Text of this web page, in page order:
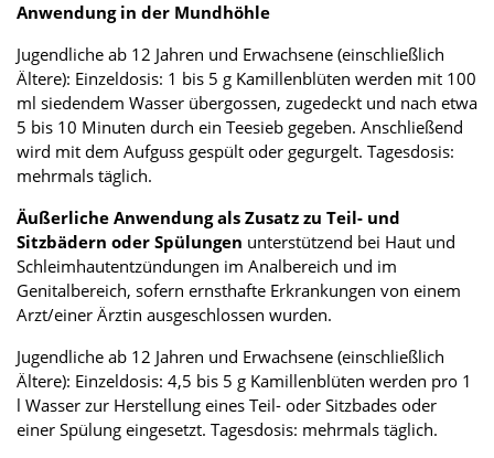
Anwendung in der Mundhöhle
Jugendliche ab 12 Jahren und Erwachsene (einschließlich
Ältere): Einzeldosis: 1 bis 5 g Kamillenblüten werden mit 100
ml siedendem Wasser übergossen, zugedeckt und nach etwa
5 bis 10 Minuten durch ein Teesieb gegeben. Anschließend
wird mit dem Aufguss gespült oder gegurgelt. Tagesdosis:
mehrmals täglich.
Äußerliche Anwendung als Zusatz zu Teil- und
Sitzbädern oder Spülungen unterstützend bei Haut und
Schleimhautentzündungen im Analbereich und im
Genitalbereich, sofern ernsthafte Erkrankungen von einem
Arzt/einer Ärztin ausgeschlossen wurden.
Jugendliche ab 12 Jahren und Erwachsene (einschließlich
Ältere): Einzeldosis: 4,5 bis 5 g Kamillenblüten werden pro 1
l Wasser zur Herstellung eines Teil- oder Sitzbades oder
einer Spülung eingesetzt. Tagesdosis: mehrmals täglich.